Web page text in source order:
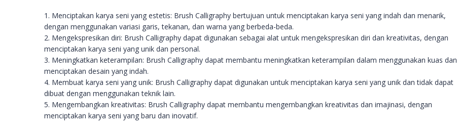
1. Menciptakan karya seni yang estetis: Brush Calligraphy bertujuan untuk menciptakan karya seni yang indah dan menarik,
dengan menggunakan variasi garis, tekanan, dan warna yang berbeda-beda.
2. Mengekspresikan diri: Brush Calligraphy dapat digunakan sebagai alat untuk mengekspresikan diri dan kreativitas, dengan
menciptakan karya seni yang unik dan personal.
3. Meningkatkan keterampilan: Brush Calligraphy dapat membantu meningkatkan keterampilan dalam menggunakan kuas dan
menciptakan desain yang indah.
4. Membuat karya seni yang unik: Brush Calligraphy dapat digunakan untuk menciptakan karya seni yang unik dan tidak dapat
dibuat dengan menggunakan teknik lain.
5. Mengembangkan kreativitas: Brush Calligraphy dapat membantu mengembangkan kreativitas dan imajinasi, dengan
menciptakan karya seni yang baru dan inovatif.